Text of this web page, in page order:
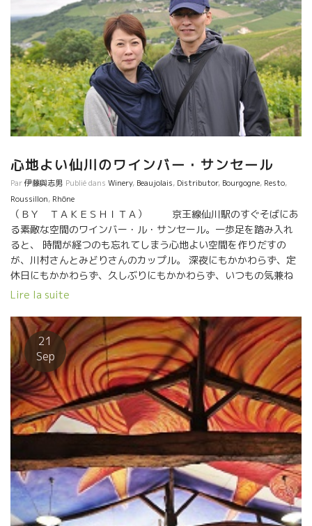
大御所が揃っている。 レベル的には最もレベルが高い会場である
い。 会場のやや小さめなので人で溢れる会場である。朝一番に会
場入りして混む前に大切なところを試飲する必要がある。 2)
Saint Jean サンジャン試飲会 当初はニコラ・ジョリーがやってい
たルネッサンス・デ・アペラッション試飲会だった。 つまりビ
オ・ディナミ農法のメンバーが主体の試飲会。 ビオ栽培が主体で
あり、醸造に関しては、あまり自然にこだわっていない蔵も多
い。 最近では、このメンバーの中にも、自然な造りをする蔵も増
えてきた。特に若手は自然な造りが多い。 3) Les Anonymes レ・
テイユやペニタントにも入れなかったり、自分から敢えて入らな
い若手がいる。自分達はもっと自由な発想でワイン造りをやって
いきたいと考えている若手が多い。 毎年、初リリ－スの新人も何
人かいる。 4) S.A.I.N サン 自然派グループで最も厳しい条件のも
とで栽培、醸造ををやっているグループ。 今回はJerome
SAURINYジェローム・ソリーニの蔵で極小規模の試飲会を開催。
ジル・カトリーヌ・ヴェルジェ、オリヴィエ・クザンなど自然派
のレジェンドな蔵が集まっている。 5) La Dive Bouteille ラ・
ディーヴ・ブテイユ 自然派の組織では最古参のグループ。ワイン
ライターのシルヴィー・オジュローが主催する組織。 ラピエール
醸造など自然派の初期よりやっている蔵が多く、上記の他の組織
に入ってる蔵も重複してこのディーヴ・ブテイユに参加している
蔵もいる。最も大規模な試飲会である。とても一日では周りきれ
ない数の蔵が参加している。 ――――――――――
―――――――――――― どの試飲会も訪問客が多すぎて、試飲
したい蔵のブースに近づくだけでも、かなりの時間がかかるほど
混みようだった。 自然派が世界中に物凄いスピードで広がってい
るのが実感できる。 この急激な発展が、今まで和気あいあいでや
っていた自然派グループの雰囲気が、ビジネス、ビジネスの利己
的な世界のバイヤーが増えたことで妙な方向へ流されてしまう蔵
元も出てくるのではないだろうか。 大金をもってビジネス、ビジ
ネスで横取りしていく、あるいわ口八丁手八丁で純な蔵元を口説
いて横取りしていく、バイヤーが増えてくるだろう。わが社の利
益至上主義のビジネスマン的なバイヤーが増えてきている。 価格
心地よい仙川のワインバー・サンセール
Par伊藤與志男 Publié dans Winery, Beaujolais, Distributor, Bourgogne, Resto,
Roussillon, Rhône
（ＢＹ ＴＡＫＥＳＨＩＴＡ） 京王線仙川駅のすぐそばにあ
る素敵な空間のワインバー・ル・サンセール。一歩足を踏み入れ
ると、 時間が経つのも忘れてしまう心地よい空間を作りだすの
が、川村さんとみどりさんのカップル。 深夜にもかかわらず、定
休日にもかかわらず、久しぶりにもかかわらず、いつもの気兼ね
ない雰囲気で迎えてくれた。 急きょの深夜オープンにもかかわら
近隣住民の憩いの場。 そんなサンセールの2人が開けてくれたボ
トルが2010年のCLUB PASSION DU VINツアーで オリヴィ
エ・クザンのところに訪問したときに1人1本ずつくれたカベル
ネ・フラン2007のマグナム。 この時のツアー参加者は、赤穂
の47リカーズの岡田さん、御殿場の泉屋酒販の勝俣さん、そして
サンセールの川村さんとみどりさん、その友人の日野でバー経営
の高田さん。 ツアー1軒目の訪問蔵元がオリヴィエ・クザンだっ
た。 そこからミッシェル・オジェ時代のメゾン・ブリュレ、 もち
ろんサンセールは必須訪問でセバスチャン・リフォー、ブルゴー
ニュに行ってエマニュエル・ジブロ、 ラトー、フィリップ・パカ
レ、ドミニク・ドゥラン、 ボジョレーはデコンブ、石川研修中の
ラピエール、ラパリュ、 そしてダール・エ・リボ、マルセル・リ
ショー、 ルシヨンのル・ブー・デュ・モンドまで南下したまさに
弾丸ツアーだった。 さてオリヴィエのカベルネ・フラン2007は熟
Lire la suite
21
Sep